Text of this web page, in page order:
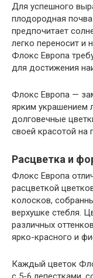
Для успешного
плодородная
предпочитает
легко переносит и
Флокс Европа
для достижения
Флокс Европа —
ярким украшением
долговечные
своей красотой на
Расцветка и
Флокс Европа
расцветкой
колосков,
верхушке стебля.
различных
ярко-красного и
Каждый цветок